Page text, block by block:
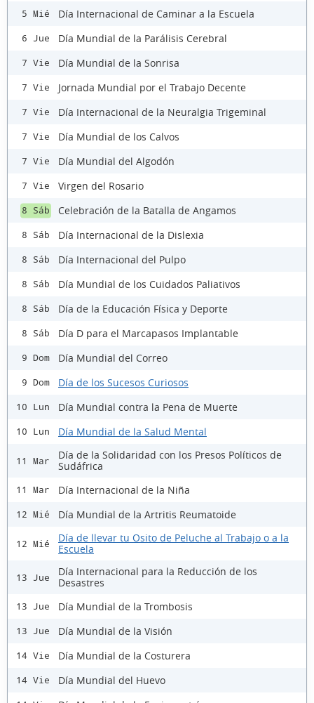
5 Mié Día Internacional de Caminar a la Escuela
6 Jue Día Mundial de la Parálisis Cerebral
7 Vie Día Mundial de la Sonrisa
7 Vie Jornada Mundial por el Trabajo Decente
7 Vie Día Internacional de la Neuralgia Trigeminal
7 Vie Día Mundial de los Calvos
7 Vie Día Mundial del Algodón
7 Vie Virgen del Rosario
8 Sáb Celebración de la Batalla de Angamos
8 Sáb Día Internacional de la Dislexia
8 Sáb Día Internacional del Pulpo
8 Sáb Día Mundial de los Cuidados Paliativos
8 Sáb Día de la Educación Física y Deporte
8 Sáb Día D para el Marcapasos Implantable
9 Dom Día Mundial del Correo
9 Dom Día de los Sucesos Curiosos
10 Lun Día Mundial contra la Pena de Muerte
10 Lun Día Mundial de la Salud Mental
11 Mar
Día de la Solidaridad con los Presos Políticos de
Sudáfrica
11 Mar Día Internacional de la Niña
12 Mié Día Mundial de la Artritis Reumatoide
12 Mié
Día de llevar tu Osito de Peluche al Trabajo o a la
Escuela
13 Jue
Día Internacional para la Reducción de los
Desastres
13 Jue Día Mundial de la Trombosis
13 Jue Día Mundial de la Visión
14 Vie Día Mundial de la Costurera
14 Vie Día Mundial del Huevo